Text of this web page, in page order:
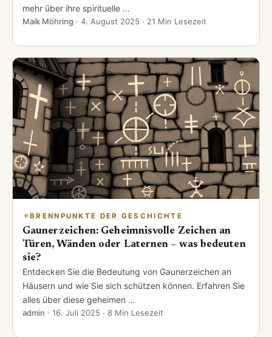
mehr über ihre spirituelle …
Maik Möhring · 4. August 2025 · 21 Min Lesezeit
BRENNPUNKTE DER GESCHICHTE
Gaunerzeichen: Geheimnisvolle Zeichen an
Türen, Wänden oder Laternen – was bedeuten
sie?
Entdecken Sie die Bedeutung von Gaunerzeichen an
Häusern und wie Sie sich schützen können. Erfahren Sie
alles über diese geheimen …
admin · 16. Juli 2025 · 8 Min Lesezeit